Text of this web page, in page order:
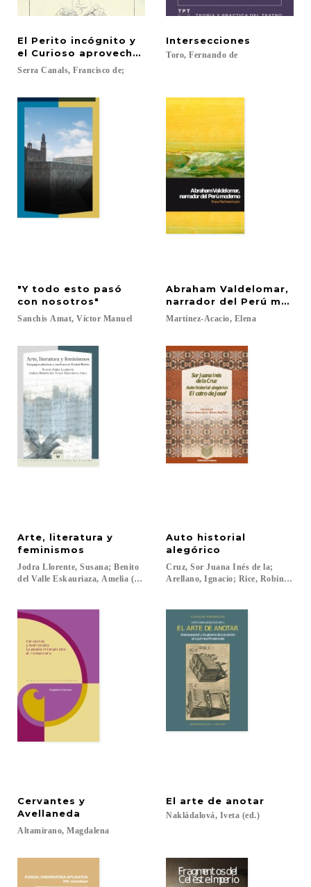
El Perito incógnito y
el Curioso aprovechado
Serra Canals, Francisco de;
Intersecciones
Toro, Fernando de
"Y todo esto pasó
con nosotros"
Sanchis Amat, Víctor Manuel
Abraham Valdelomar,
narrador del Perú
Martínez-Acacio, Elena
Arte, literatura y
feminismos
Jodra Llorente, Susana; Benito
del Valle Eskauriaza, Amelia (eds.)....
Auto historial
alegórico
Cruz, Sor Juana Inés de la;
Arellano, Ignacio; Rice, Robin Ann
Cervantes y
Avellaneda
Altamirano, Magdalena
El arte de anotar
Nakládalová, Iveta (ed.)